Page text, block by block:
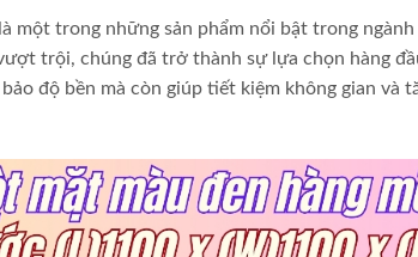
một trong những sản phẩm nổi bật trong
trội, chúng đã trở thành sự lựa chọn hàng
độ bền mà còn giúp tiết kiệm không gian và